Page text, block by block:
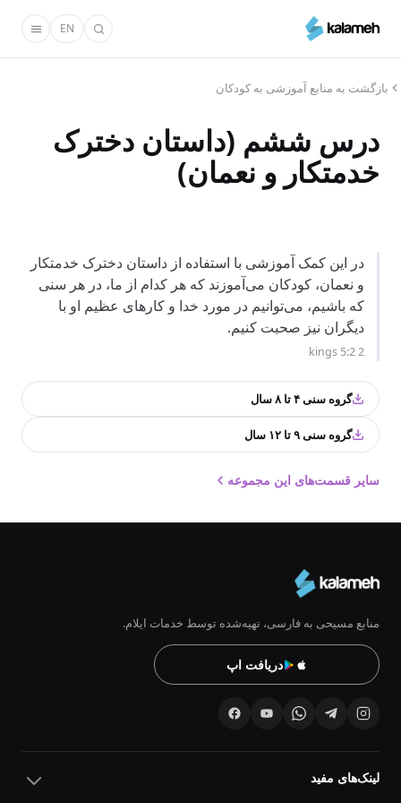
محتوای
EN
بازگشت به منابع آموزشی به کودکان
درس ششم (داستان دخترک
خدمتکار و نعمان)
در این کمک آموزشی با استفاده از داستان دخترک خدمتکار
و نعمان، کودکان می‌آموزند که هر کدام از ما، در هر سنی
که باشیم، می‌توانیم در مورد خدا و کارهای عظیم او با
دیگران نیز صحبت کنیم.
2 kings 5:2
گروه سنی ۴ تا ۸ سال
گروه سنی ۹ تا ۱۲ سال
سایر قسمت‌های این مجموعه
منابع مسیحی به فارسی، تهیه‌شده توسط خدمات ایلام.
دریافت اپ
لینک‌های مفید